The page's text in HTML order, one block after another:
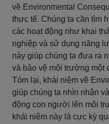
về Environmental
thực tế. Chúng ta cần tìm
các hoạt động như khai
nghiệp và sử dụng năng
này giúp chúng ta đưa ra
và bảo vệ môi trường một
Tóm lại, khái niệm về
giúp chúng ta nhìn nhận
động con người lên môi
khái niệm này là cực kỳ